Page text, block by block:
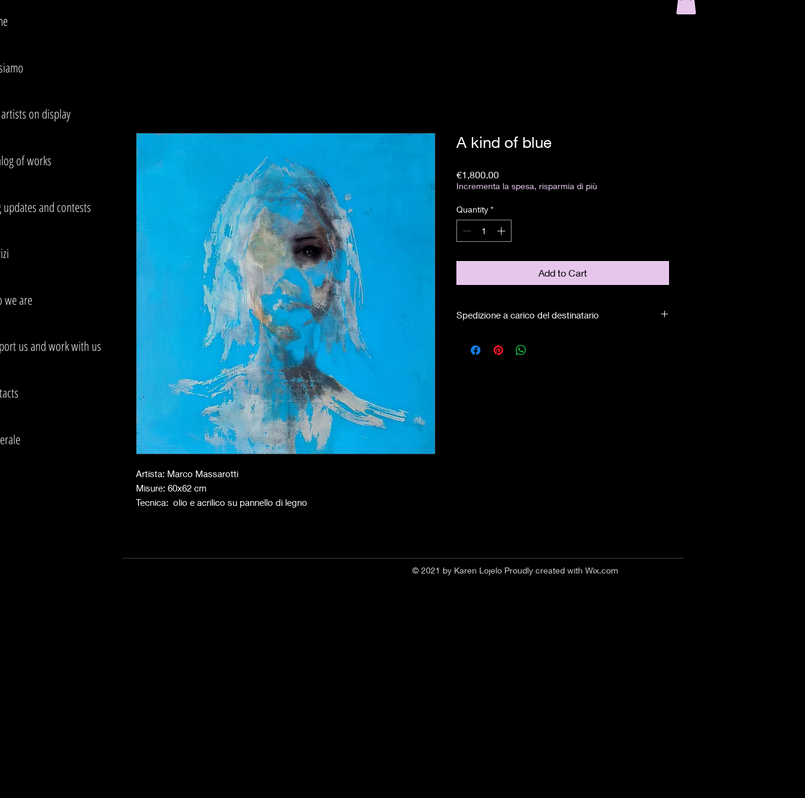
Artista: Marco Massarotti
Misure: 60x62 cm
Tecnica: olio e acrilico su pannello di legno
A kind of blue
€1,800.00Price
Incrementa la spesa, risparmia di più
Quantity *
Add to Cart
Spedizione a carico del destinatario
on display
of works
updates and contests
we are
us and work with us
© 2021 by Karen Lojelo Proudly created with Wix.com